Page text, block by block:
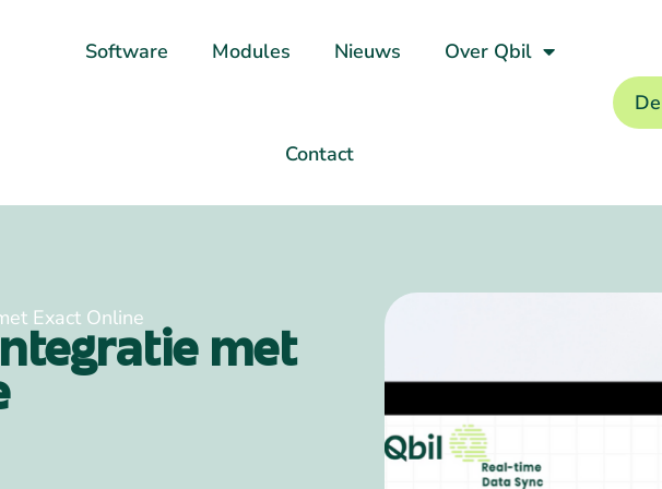
Software Modules Nieuws Over Qbil
Contact
Exact Online
met